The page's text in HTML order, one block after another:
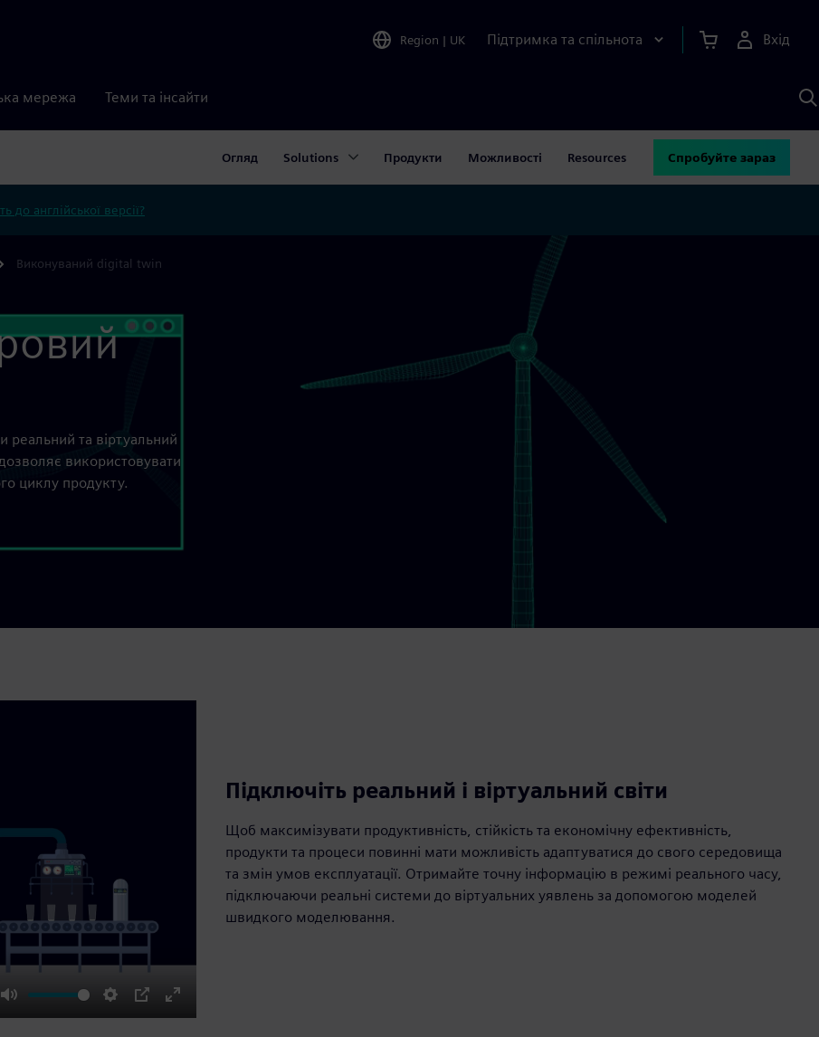
Region | UK Підтримка та спільнота Вхід
мережа Теми та інсайти
Огляд Solutions Продукти Можливості Resources Спробуйте зараз
до англійської версії?
Виконуваний digital twin
та віртуальний
використовувати
циклу продукту.
Підключіть реальний і віртуальний світи
Щоб максимізувати продуктивність, стійкість та економічну ефективність,
продукти та процеси повинні мати можливість адаптуватися до свого середовища
та змін умов експлуатації. Отримайте точну інформацію в режимі реального часу,
підключаючи реальні системи до віртуальних уявлень за допомогою моделей
швидкого моделювання.
Mute Settings
PIP
Enter